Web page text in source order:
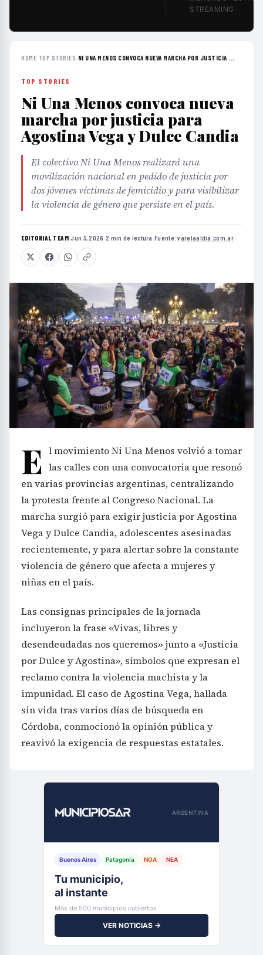
STREAMING
HOME› TOP STORIES› NI UNA MENOS CONVOCA NUEVA MARCHA POR JUSTICIA ...
TOP STORIES
Ni Una Menos convoca nueva
marcha por justicia para
Agostina Vega y Dulce Candia
El colectivo Ni Una Menos realizará una
movilización nacional en pedido de justicia por
dos jóvenes víctimas de femicidio y para visibilizar
la violencia de género que persiste en el país.
EDITORIAL TEAM·Jun 3, 2026 ·2 min de lectura ·Fuente:varelaaldia.com.ar
E l movimiento Ni Una Menos volvió a tomar
las calles con una convocatoria que resonó
en varias provincias argentinas, centralizando
la protesta frente al Congreso Nacional. La
marcha surgió para exigir justicia por Agostina
Vega y Dulce Candia, adolescentes asesinadas
recientemente, y para alertar sobre la constante
violencia de género que afecta a mujeres y
niñas en el país.
Las consignas principales de la jornada
incluyeron la frase «Vivas, libres y
desendeudadas nos queremos» junto a «Justicia
por Dulce y Agostina», símbolos que expresan el
reclamo contra la violencia machista y la
impunidad. El caso de Agostina Vega, hallada
sin vida tras varios días de búsqueda en
Córdoba, conmocionó la opinión pública y
reavivó la exigencia de respuestas estatales.
ARGENTINA
Buenos Aires Patagonia NOA NEA
Tu municipio,
al instante
Más de 500 municipios cubiertos
VER NOTICIAS →